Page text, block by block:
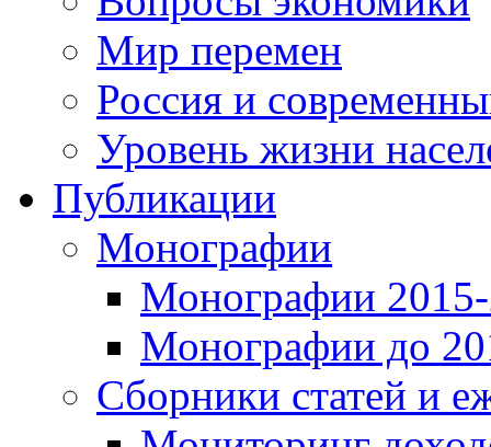
Мир перемен
Россия и
Уровень жизни
Публикации
Монографии
Монографии 2015-
Монографии до
Сборники статей и